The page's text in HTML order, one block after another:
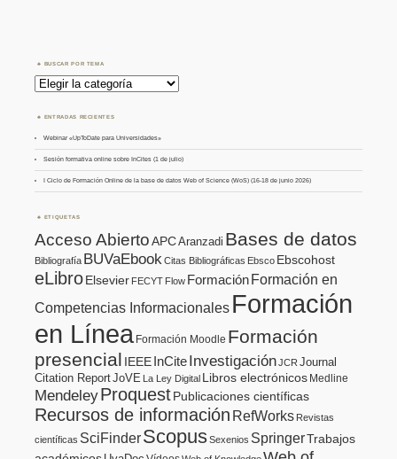
BUSCAR POR TEMA
Buscar
por
Tema
ENTRADAS RECIENTES
Webinar «UpToDate para Universidades»
Sesión formativa online sobre InCites (1 de julio)
I Ciclo de Formación Online de la base de datos Web of Science (WoS) (16-18 de junio 2026)
ETIQUETAS
Acceso AbiertoAPCAranzadi Bases de datos
Bibliografía BUVaEbook Citas Bibliográficas Ebsco Ebscohost
eLibroElsevier FECYT Flow FormaciónFormación en
Competencias Informacionales Formación
en Línea Formación Moodle Formación
presencial IEEE InCiteInvestigaciónJCR Journal
Citation ReportJoVE La Ley Digital Libros electrónicos Medline
MendeleyProquestPublicaciones científicas
Recursos de información RefWorks Revistas
científicas SciFinderScopusSexenios SpringerTrabajos